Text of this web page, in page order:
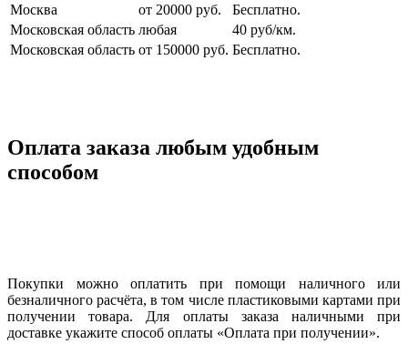
Москва
от 20000 руб.
Бесплатно.
Московская область любая
40 руб/км.
Московская область от 150000 руб. Бесплатно.
Оплата заказа любым удобным
способом
Покупки можно оплатить при помощи наличного или
безналичного расчёта, в том числе пластиковыми картами при
получении товара. Для оплаты заказа наличными при
доставке укажите способ оплаты «Оплата при получении».